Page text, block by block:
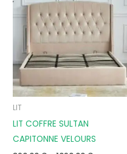
LIT
LIT COFFRE SULTAN
CAPITONNE VELOURS
890,00 €
through
1090,00 €